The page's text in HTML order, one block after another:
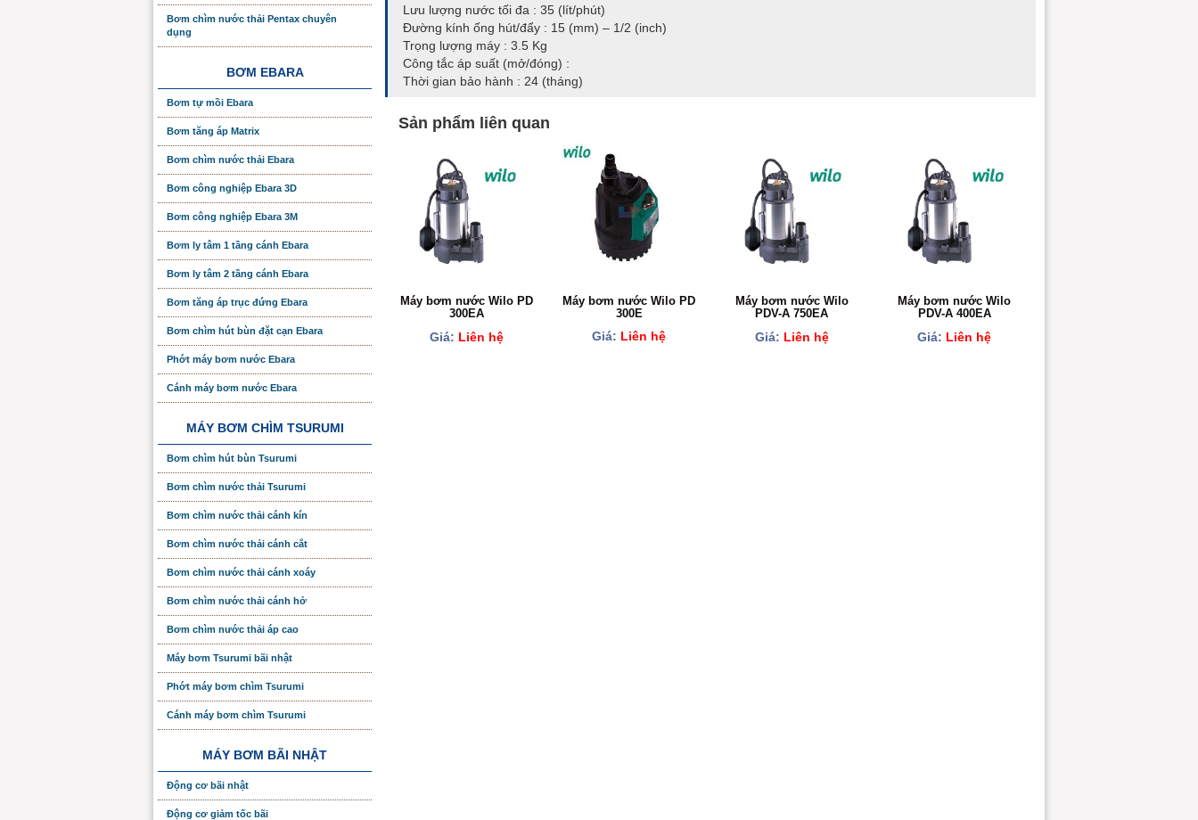
Lưu lượng nước tối đa : 35 (lít/phút)
Đường kính ống hút/đẩy : 15 (mm) – 1/2 (inch)
Trọng lượng máy : 3.5 Kg
Công tắc áp suất (mở/đóng) :
Thời gian bảo hành : 24 (tháng)
Sản phẩm liên quan
Máy bơm nước Wilo PD
300EA
Giá: Liên hệ
Máy bơm nước Wilo PD
300E
Giá: Liên hệ
Máy bơm nước Wilo
PDV-A 750EA
Giá: Liên hệ
Máy bơm nước Wilo
PDV-A 400EA
Giá: Liên hệ
Bơm chìm nước thải Pentax chuyên
dụng
BƠM EBARA
Bơm tự mồi Ebara
Bơm tăng áp Matrix
Bơm chìm nước thải Ebara
Bơm công nghiệp Ebara 3D
Bơm công nghiệp Ebara 3M
Bơm ly tâm 1 tầng cánh Ebara
Bơm ly tâm 2 tầng cánh Ebara
Bơm tăng áp trục đứng Ebara
Bơm chìm hút bùn đặt cạn Ebara
Phớt máy bơm nước Ebara
Cánh máy bơm nước Ebara
MÁY BƠM CHÌM TSURUMI
Bơm chìm hút bùn Tsurumi
Bơm chìm nước thải Tsurumi
Bơm chìm nước thải cánh kín
Bơm chìm nước thải cánh cắt
Bơm chìm nước thải cánh xoáy
Bơm chìm nước thải cánh hở
Bơm chìm nước thải áp cao
Máy bơm Tsurumi bãi nhật
Phớt máy bơm chìm Tsurumi
Cánh máy bơm chìm Tsurumi
MÁY BƠM BÃI NHẬT
Động cơ bãi nhật
Động cơ giảm tốc bãi